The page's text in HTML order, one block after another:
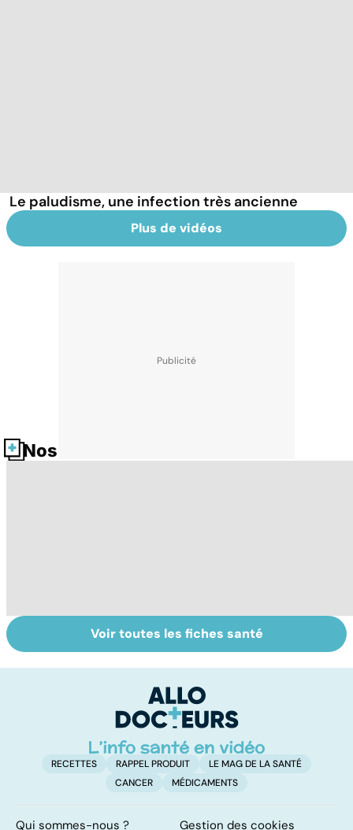
Le paludisme, une infection très ancienne
Plus de vidéos
Nos fiches santé
Le paludisme, un
fléau planétaire
Tout savoir sur
les infections
Voir toutes les fiches santé
RECETTES RAPPEL PRODUIT
LE MAG DE LA SANTÉ
CANCER
MÉDICAMENTS
Qui sommes-nous ? Gestion des cookies